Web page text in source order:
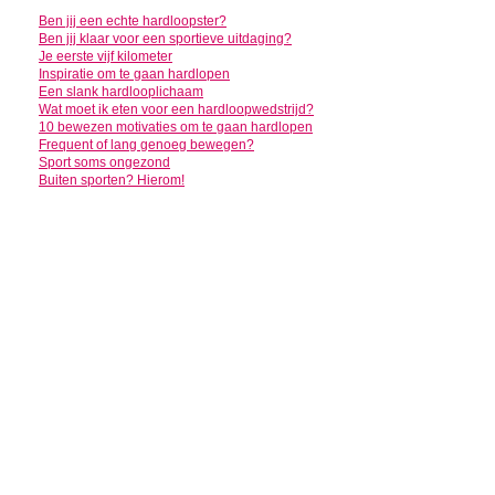
Ben jij een echte hardloopster?
Ben jij klaar voor een sportieve uitdaging?
Je eerste vijf kilometer
Inspiratie om te gaan hardlopen
Een slank hardlooplichaam
Wat moet ik eten voor een hardloopwedstrijd?
10 bewezen motivaties om te gaan hardlopen
Frequent of lang genoeg bewegen?
Sport soms ongezond
Buiten sporten? Hierom!